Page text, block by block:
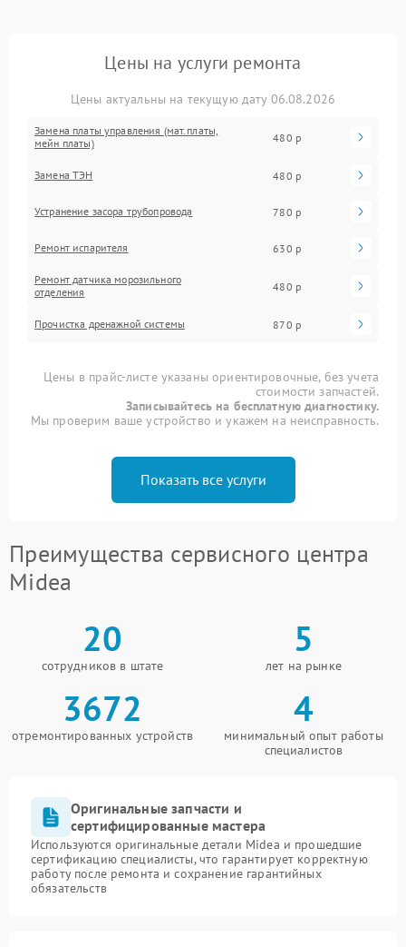
Цены на услуги ремонта
Цены актуальны на текущую дату 06.08.2026
Замена платы управления (мат.платы,
мейн платы)
480 р
Замена ТЭН 480 р
Устранение засора трубопровода 780 р
Ремонт испарителя 630 р
Ремонт датчика морозильного
отделения
480 р
Прочистка дренажной системы 870 р
Цены в прайс-листе указаны ориентировочные, без учета
стоимости запчастей.
Записывайтесь на бесплатную диагностику.
Мы проверим ваше устройство и укажем на неисправность.
Показать все услуги
Преимущества сервисного центра
Midea
20
сотрудников в штате
5
лет на рынке
3672
отремонтированных устройств
4
минимальный опыт работы
специалистов
Оригинальные запчасти и
сертифицированные мастера
Используются оригинальные детали Midea и прошедшие
сертификацию специалисты, что гарантирует корректную
работу после ремонта и сохранение гарантийных
обязательств